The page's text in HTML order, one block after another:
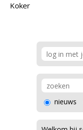
Koker
nieuws